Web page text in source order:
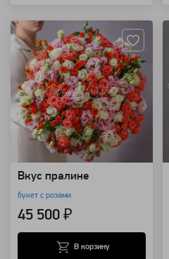
Вкус пралине
букет с розами
45 500 ₽
В корзину